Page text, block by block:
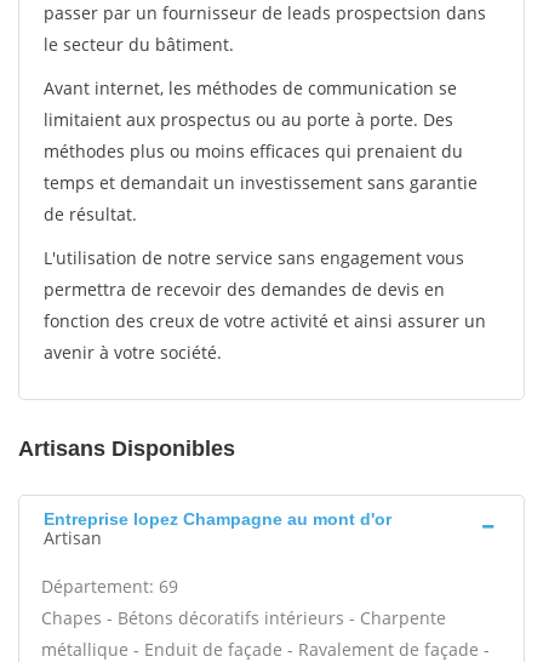
passer par un fournisseur de leads prospectsion dans
le secteur du bâtiment.
Avant internet, les méthodes de communication se
limitaient aux prospectus ou au porte à porte. Des
méthodes plus ou moins efficaces qui prenaient du
temps et demandait un investissement sans garantie
de résultat.
L'utilisation de notre service sans engagement vous
permettra de recevoir des demandes de devis en
fonction des creux de votre activité et ainsi assurer un
avenir à votre société.
Artisans Disponibles
Entreprise lopez Champagne au mont d'or
Artisan
Département: 69
Chapes - Bétons décoratifs intérieurs - Charpente
métallique - Enduit de façade - Ravalement de façade -